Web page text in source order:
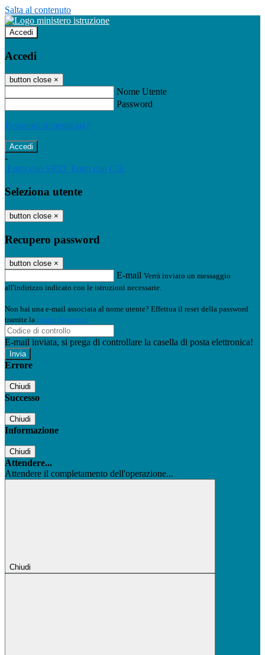
Salta al contenuto
Accedi
Accedi
button close ×
Nome Utente
Password
Password dimenticata?
-
Entra con SPID Entra con CIE
Seleziona utente
button close ×
Recupero password
button close ×
E-mail Verrà inviato un messaggio
all'indirizzo indicato con le istruzioni necessarie.
Non hai una e-mail associata al nome utente? Effettua il reset della password
tramite la Login Spaggiari
E-mail inviata, si prega di controllare la casella di posta elettronica!
Errore
Chiudi
Successo
Chiudi
Informazione
Chiudi
Attendere...
Attendere il completamento dell'operazione...
Chiudi